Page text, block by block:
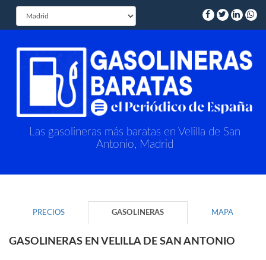
Las gasolineras más baratas en Velilla de San
Antonio, Madrid
PRECIOS GASOLINERAS MAPA
GASOLINERAS EN VELILLA DE SAN ANTONIO